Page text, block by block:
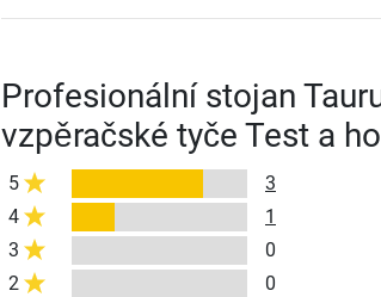
Profesionální stojan
vzpěračské tyče Test a
5
3
4
1
3
0
2
0